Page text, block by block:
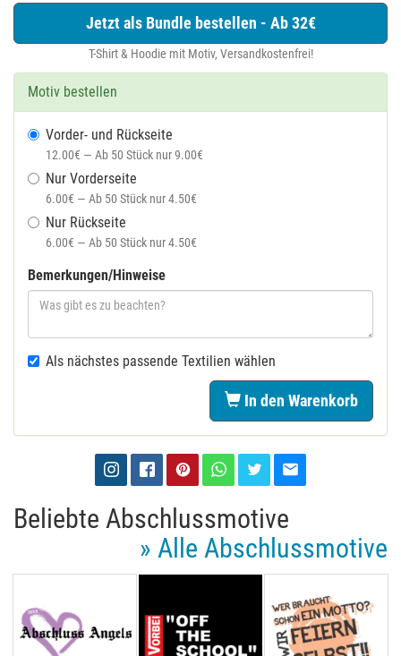
Jetzt als Bundle bestellen - Ab 32€
T-Shirt & Hoodie mit Motiv, Versandkostenfrei!
Motiv bestellen
Vorder- und Rückseite
12.00€ — Ab 50 Stück nur 9.00€
Nur Vorderseite
6.00€ — Ab 50 Stück nur 4.50€
Nur Rückseite
6.00€ — Ab 50 Stück nur 4.50€
Bemerkungen/Hinweise
Als nächstes passende Textilien wählen
In den Warenkorb
Beliebte Abschlussmotive
» Alle Abschlussmotive